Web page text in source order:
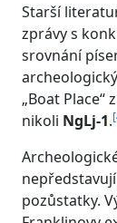
Starší
zprávy s
srovnání
„Boat Place“
nikoli NgLj-1.[
pozůstatky.